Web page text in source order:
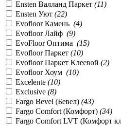
Ensten Валланд Паркет (11)
Ensten Уют (22)
Evofloor Камень (4)
Evofloor Лайф (9)
EvoFloor Оптима (15)
Evofloor Паркет (10)
Evofloor Паркет Клеевой (2)
Evofloor Хоум (10)
Excelente (10)
Exclusive (8)
Fargo Bevel (Бевел) (43)
Fargo Comfort (Комфорт) (34)
Fargo Comfort LVT (Комфорт